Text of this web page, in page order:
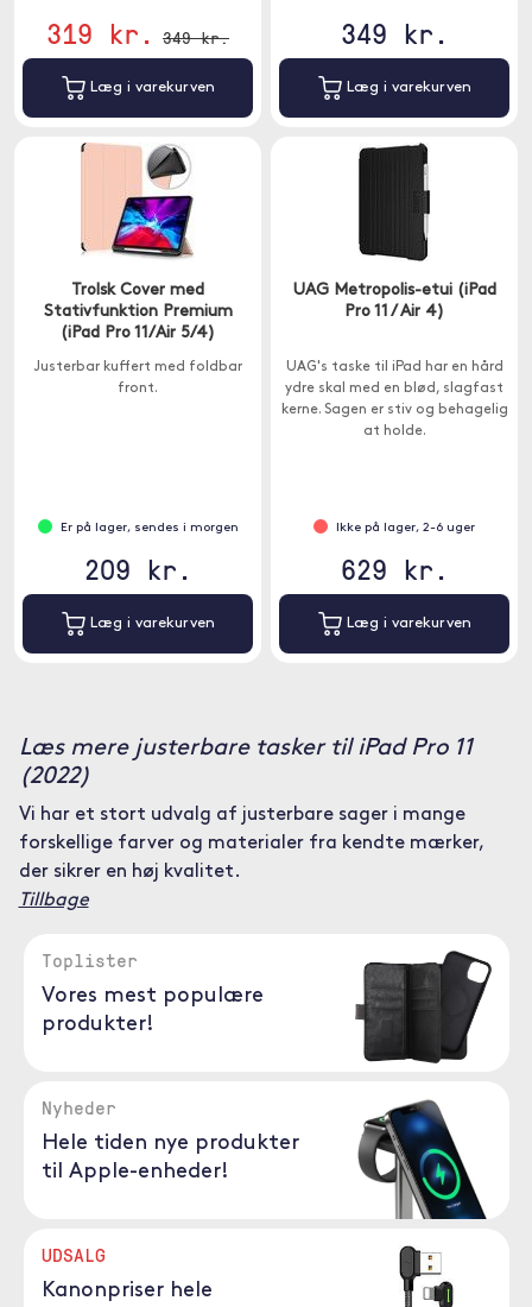
319 kr. 349 kr.
Læg i varekurven
349 kr.
Læg i varekurven
Trolsk Cover med
Stativfunktion Premium
(iPad Pro 11/Air 5/4)
Justerbar kuffert med foldbar
front.
Er på lager, sendes i morgen
209 kr.
Læg i varekurven
UAG Metropolis-etui (iPad
Pro 11 / Air 4)
UAG's taske til iPad har en hård
ydre skal med en blød, slagfast
kerne. Sagen er stiv og behagelig
at holde.
Ikke på lager, 2-6 uger
629 kr.
Læg i varekurven
Læs mere justerbare tasker til iPad Pro 11
(2022)
Vi har et stort udvalg af justerbare sager i mange
forskellige farver og materialer fra kendte mærker,
der sikrer en høj kvalitet.
Tillbage
Toplister
Vores mest populære
produkter!
Nyheder
Hele tiden nye produkter
til Apple-enheder!
UDSALG
Kanonpriser hele